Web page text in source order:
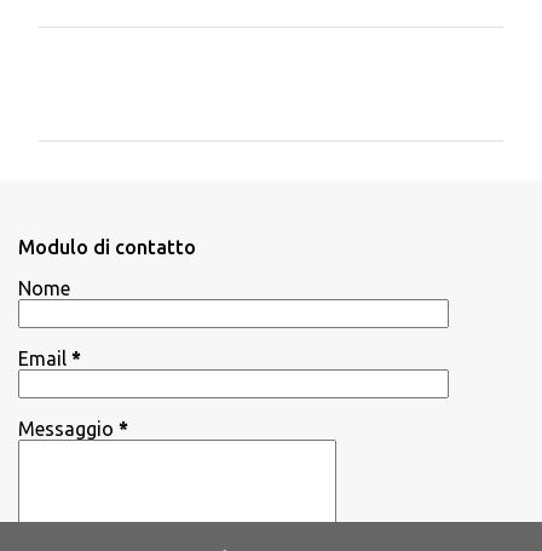
i
Modulo di contatto
Nome
Email *
Messaggio *